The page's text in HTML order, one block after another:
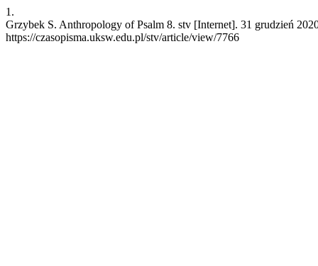
1.
Grzybek S. Anthropology of Psalm 8. stv [Internet]. 31 grudzień
https://czasopisma.uksw.edu.pl/stv/article/view/7766